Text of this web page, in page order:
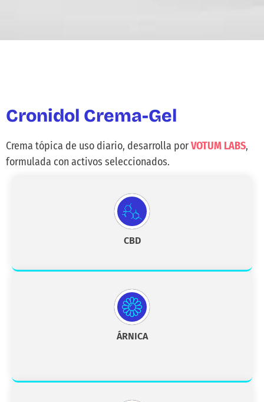
Cronidol Crema-Gel
Crema tópica de uso diario, desarrolla porVOTUM LABS,
formulada con activos seleccionados.
CBD
ÁRNICA